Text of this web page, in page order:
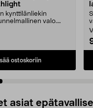
kynttilänliekin
valo.
ostoskoriin
asiat